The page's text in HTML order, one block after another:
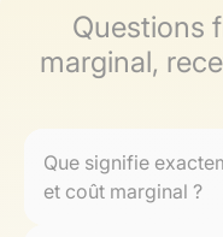
Questions
marginal,
Que signifie
et coût marginal ?